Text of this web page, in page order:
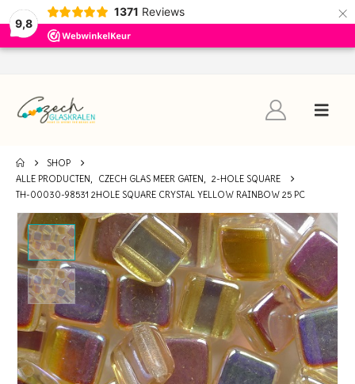
9,8
1371 Reviews ×
SHOP
ALLE PRODUCTEN, CZECH GLAS MEER GATEN, 2-HOLE SQUARE
TH-00030-98531 2HOLE SQUARE CRYSTAL YELLOW RAINBOW 25 PC